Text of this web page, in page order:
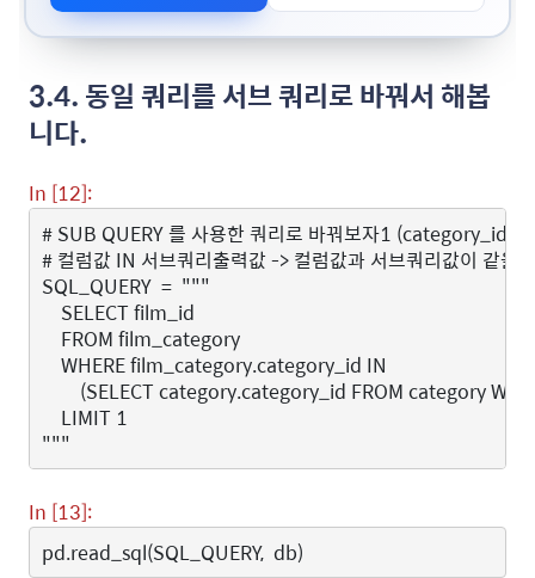
3.4. 동일 쿼리를 서브 쿼리로 바꿔서 해봅
니다.
In [12]:
# SUB QUERY 를 사용한 쿼리로 바꿔보자1 (category_id
# 컬럼값 IN 서브쿼리출력값 -> 컬럼값과 서브쿼리값이 같을
SQL_QUERY = """
    SELECT film_id
    FROM film_category
    WHERE film_category.category_id IN
(SELECT category.category_id FROM category
    LIMIT 1
"""
In [13]:
pd.read_sql(SQL_QUERY, db)